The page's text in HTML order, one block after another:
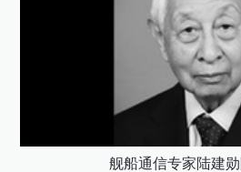
舰船通信专家陆建